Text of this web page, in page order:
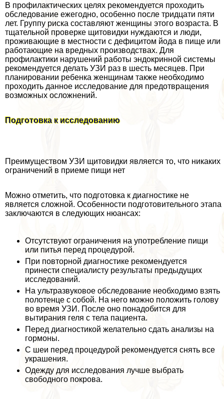
В профилактических целях рекомендуется проходить
обследование ежегодно, особенно после тридцати пяти
лет. Группу риска составляют женщины этого возраста. В
тщательной проверке щитовидки нуждаются и люди,
проживающие в местности с дефицитом йода в пище или
работающие на вредных производствах. Для
профилактики нарушений работы эндокринной системы
рекомендуется делать УЗИ раз в шесть месяцев. При
планировании ребенка женщинам также необходимо
проходить данное исследование для предотвращения
возможных осложнений.
Подготовка к исследованию
Преимуществом УЗИ щитовидки является то, что никаких
ограничений в приеме пищи нет
Можно отметить, что подготовка к диагностике не
является сложной. Особенности подготовительного этапа
заключаются в следующих нюансах:
Отсутствуют ограничения на употрeбление пищи
или питья перед процедурой.
При повторной диагностике рекомендуется
принести специалисту результаты предыдущих
исследований.
На ультразвуковое обследование необходимо взять
полотенце с собой. На него можно положить голову
во время УЗИ. После оно понадобится для
вытирания геля с тела пациента.
Перед диагностикой желательно сдать анализы на
гормоны.
С шеи перед процедурой рекомендуется снять все
украшения.
Одежду для исследования лучше выбрать
свободного покрова.